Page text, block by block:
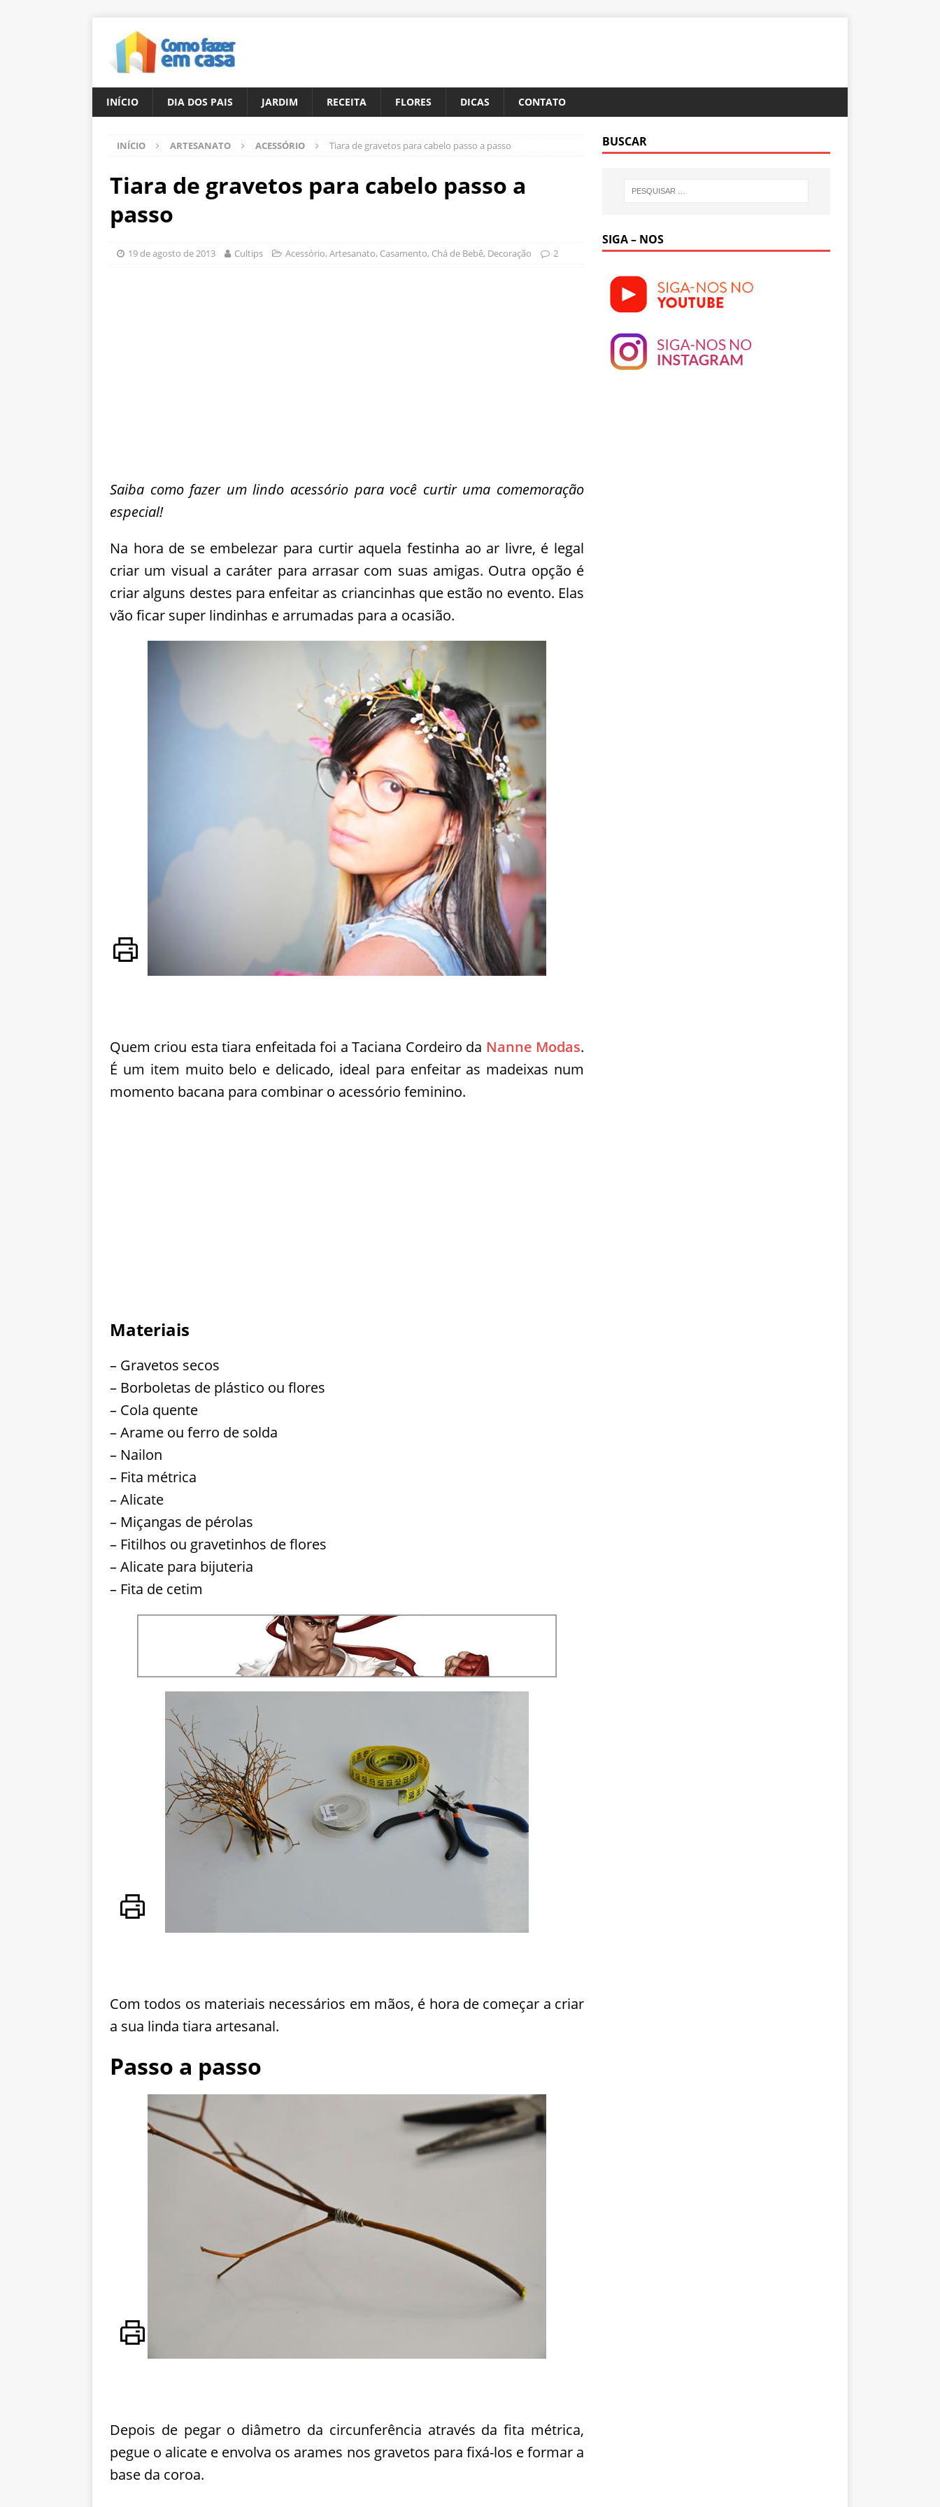
INÍCIO DIA DOS PAIS JARDIM RECEITA FLORES DICAS CONTATO
INÍCIO ARTESANATO ACESSÓRIO Tiara de gravetos para cabelo passo a passo
Tiara de gravetos para cabelo passo a
passo
19 de agosto de 2013 Cultips Acessório, Artesanato, Casamento, Chá de Bebê, Decoração 2
Saiba como fazer um lindo acessório para você curtir uma comemoração
especial!
Na hora de se embelezar para curtir aquela festinha ao ar livre, é legal
criar um visual a caráter para arrasar com suas amigas. Outra opção é
criar alguns destes para enfeitar as criancinhas que estão no evento. Elas
vão ficar super lindinhas e arrumadas para a ocasião.
Quem criou esta tiara enfeitada foi a Taciana Cordeiro da Nanne Modas.
É um item muito belo e delicado, ideal para enfeitar as madeixas num
momento bacana para combinar o acessório feminino.
Materiais
– Gravetos secos
– Borboletas de plástico ou flores
– Cola quente
– Arame ou ferro de solda
– Nailon
– Fita métrica
– Alicate
– Miçangas de pérolas
– Fitilhos ou gravetinhos de flores
– Alicate para bijuteria
– Fita de cetim
Com todos os materiais necessários em mãos, é hora de começar a criar
a sua linda tiara artesanal.
Passo a passo
Depois de pegar o diâmetro da circunferência através da fita métrica,
pegue o alicate e envolva os arames nos gravetos para fixá-los e formar a
base da coroa.
BUSCAR
SIGA – NOS